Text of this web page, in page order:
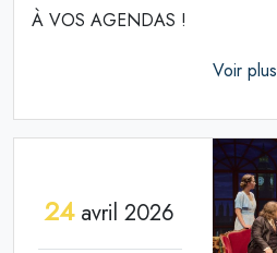
À VOS AGENDAS !
Voir plus
24avril 2026